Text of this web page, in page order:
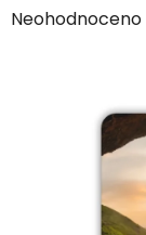
Průměrné
Neohodnoceno